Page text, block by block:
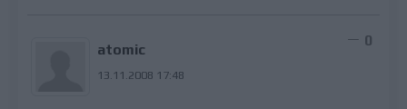
atomic
13.11.2008 17:48
0